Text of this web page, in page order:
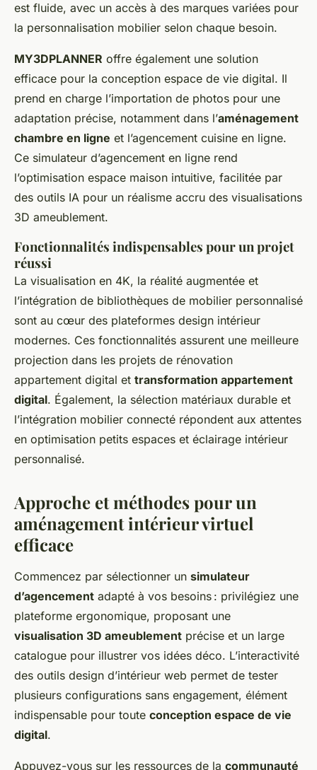
est fluide, avec un accès à des marques variées pour
la personnalisation mobilier selon chaque besoin.
MY3DPLANNER offre également une solution
efficace pour la conception espace de vie digital. Il
prend en charge l’importation de photos pour une
adaptation précise, notamment dans l’aménagement
chambre en ligne et l’agencement cuisine en ligne.
Ce simulateur d’agencement en ligne rend
l’optimisation espace maison intuitive, facilitée par
des outils IA pour un réalisme accru des visualisations
3D ameublement.
Fonctionnalités indispensables pour un projet
réussi
La visualisation en 4K, la réalité augmentée et
l’intégration de bibliothèques de mobilier personnalisé
sont au cœur des plateformes design intérieur
modernes. Ces fonctionnalités assurent une meilleure
projection dans les projets de rénovation
appartement digital et transformation appartement
digital. Également, la sélection matériaux durable et
l’intégration mobilier connecté répondent aux attentes
en optimisation petits espaces et éclairage intérieur
personnalisé.
Approche et méthodes pour un
aménagement intérieur virtuel
efficace
Commencez par sélectionner un simulateur
d’agencement adapté à vos besoins : privilégiez une
plateforme ergonomique, proposant une
visualisation 3D ameublement précise et un large
catalogue pour illustrer vos idées déco. L’interactivité
des outils design d’intérieur web permet de tester
plusieurs configurations sans engagement, élément
indispensable pour toute conception espace de vie
digital.
Appuyez-vous sur les ressources de la communauté